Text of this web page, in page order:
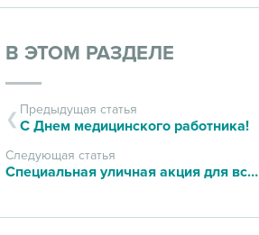
В ЭТОМ РАЗДЕЛЕ
Предыдущая статья
С Днем медицинского работника!
Следующая статья
Специальная уличная акция для всех желающих